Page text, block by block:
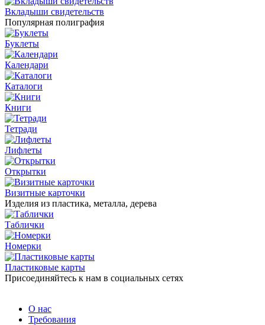
Вкладыши свидетельств
Популярная полиграфия
Буклеты
Календари
Каталоги
Книги
Тетради
Лифлеты
Открытки
Визитные карточки
Изделия из пластика, металла, дерева
Таблички
Номерки
Пластиковые карты
Присоединяйтесь к нам в социальных сетях
О нас
Требования